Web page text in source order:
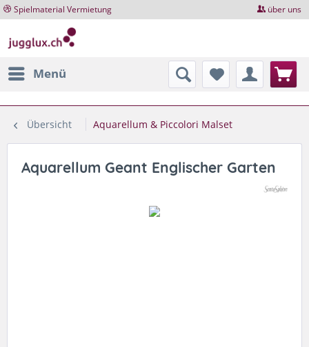
Spielmaterial Vermietung über uns
Menü
Übersicht Aquarellum & Piccolori Malset
Aquarellum Geant Englischer Garten